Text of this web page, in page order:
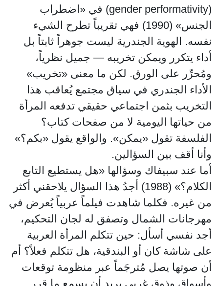
(gender performativity) في «اضطراب
الجنس» (1990) فهي تقريباً تطرح الشيء
نفسه. الهوية الجندرية ليست جوهراً ثابتاً بل
أداء يتكرر ويمكن تخريبه — جميل نظرياً،
ومُحرِّر على الورق. لكن ما معنى «تخريب»
الأداء الجندري في سياق مجتمع يُعاقب هذا
التخريب بثمن اجتماعي حقيقي تدفعه المرأة
من حياتها اليومية لا من صفحات كتاب؟
الفلسفة تقول «يمكن». والواقع يقول «بكم؟»
وأنا أقف بين السؤالين.
أما عند سبيفاك وسؤالها «هل يستطيع التابع
الكلام؟» (1988) أجدُ هذا السؤال يلاحقني أكثر
من غيره. فكلما شاهدت فيلماً عربياً يُعرض في
مهرجانات الشمال وتصفق له لجان التحكيم،
أجد نفسي أسأل: حين تتكلم المرأة العربية
على شاشة كان أو البندقية، هل تتكلم فعلاً؟ أم
أن صوتها يصل مُترجَماً عبر منظومة توقعات
وأسواق وذوق غربي يريد أن يسمع ما قرر